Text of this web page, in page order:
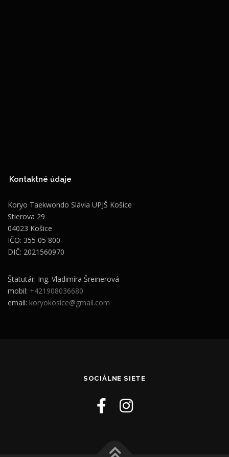
Kontaktné údaje
Koryo Taekwondo Slávia UPJŠ Košice
Stierova 29
04023 Košice
IČO: 355 05 800
DIČ: 2021560970
Štatutár: Ing. Vladimíra Šreinerová
mobil: +421908036680
email: koryokosice@gmail.com
SOCIÁLNE SIETE